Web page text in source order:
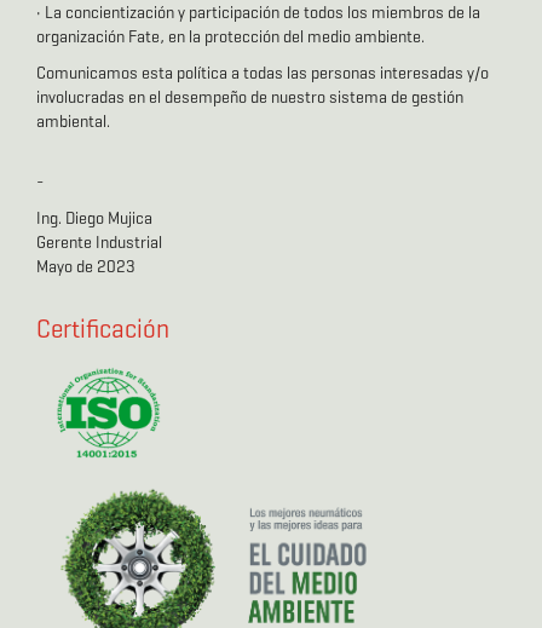
• La concientización y participación de todos los miembros de la
organización Fate, en la protección del medio ambiente.
Comunicamos esta política a todas las personas interesadas y/o
involucradas en el desempeño de nuestro sistema de gestión
ambiental.
-
Ing. Diego Mujica
Gerente Industrial
Mayo de 2023
Certificación